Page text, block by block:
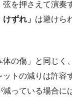
を押さえて演奏
ずれ」 は避けら
の傷」と同じく
トの減りは許容
っている場合に